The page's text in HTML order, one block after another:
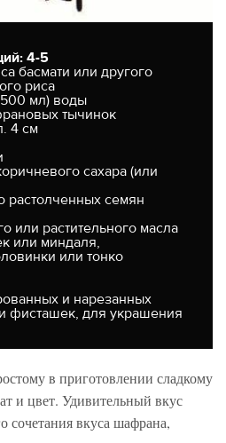
4-5
басмати или другого
риса
500 мл) воды
тычинок
4 см
сахара (или
растолченных семян
или растительного масла
или миндаля,
или тонко
и нарезанных
фисташек, для украшения
в приготовлении сладкому
и цвет. Удивительный вкус
сочетания вкуса шафрана,